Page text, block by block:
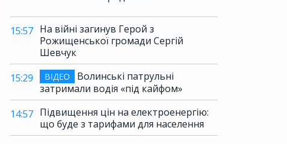
15:57 На війні загинув Герой з
Рожищенської громади Сергій
Шевчук
15:29
ВІДЕО
Волинські патрульні
затримали водія «під кайфом»
14:57 Підвищення цін на електроенергію:
що буде з тарифами для населення